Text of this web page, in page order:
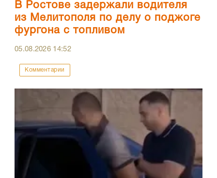
В Ростове задержали водителя
из Мелитополя по делу о поджоге
фургона с топливом
05.08.2026 14:52
Комментарии